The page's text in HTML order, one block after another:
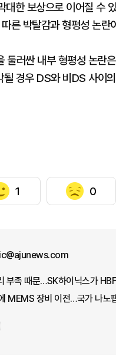
대한 보상으로 이어질 수
른 박탈감과 형평성 논란
둘러싼 내부 형평성 논란
경우 DS와 비DS 사이
1 0
부족 때문…SK하이닉스가
MEMS 장비 이전…국가 나노